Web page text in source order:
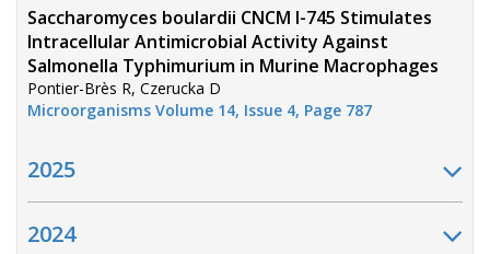
Saccharomyces boulardii CNCM I-745 Stimulates
Intracellular Antimicrobial Activity Against
Salmonella Typhimurium in Murine Macrophages
Pontier-Brès R, Czerucka D
Microorganisms Volume 14, Issue 4, Page 787
2025
2024